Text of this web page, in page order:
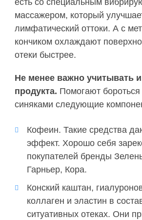
есть со специальным
массажером, который
лимфатический оттоки. А с
кончиком охлаждают
отеки быстрее.
Не менее важно учитывать
продукта. Помогают бороться
синяками следующие
Кофеин. Такие средства
эффект. Хорошо себя
покупателей бренды
Гарньер, Кора.
Конский каштан,
коллаген и эластин в
ситуативных отеках. Они